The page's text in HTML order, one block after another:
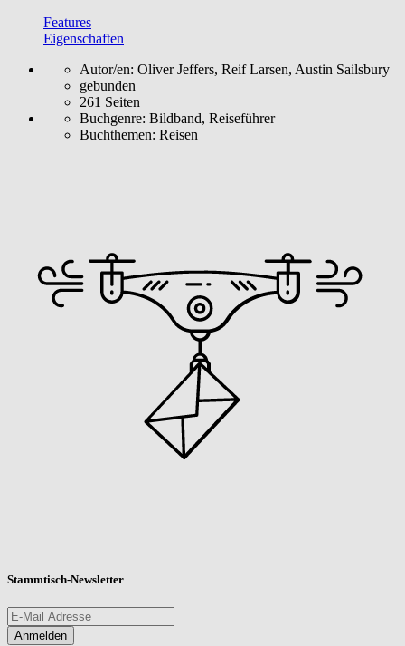
Features
Eigenschaften
Autor/en: Oliver Jeffers, Reif Larsen, Austin Sailsbury
gebunden
261 Seiten
Buchgenre: Bildband, Reiseführer
Buchthemen: Reisen
Stammtisch-Newsletter